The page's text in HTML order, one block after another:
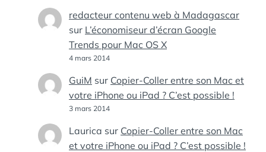
redacteur contenu web à Madagascar
sur L’économiseur d’écran Google
Trends pour Mac OS X
4 mars 2014
GuiM sur Copier-Coller entre son Mac et
votre iPhone ou iPad ? C’est possible !
3 mars 2014
Laurica sur Copier-Coller entre son Mac
et votre iPhone ou iPad ? C’est possible !